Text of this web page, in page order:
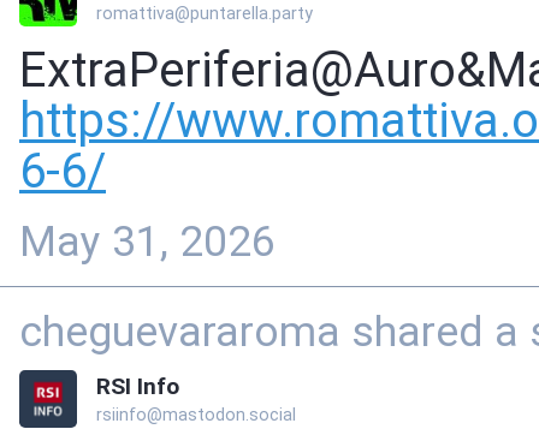
romattiva@puntarella.party
https://www.
6-6/
May 31, 2026
cheguevararoma shared
RSI Info
rsiinfo@mastodon.social